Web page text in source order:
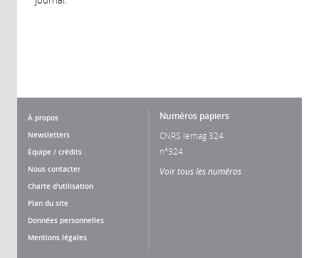
À propos
Newsletters
Équipe / crédits
Nous contacter
Charte d'utilisation
Plan du site
Données personnelles
Mentions légales
Numéros papiers
CNRS lemag 324
n°324
Voir tous les numéros